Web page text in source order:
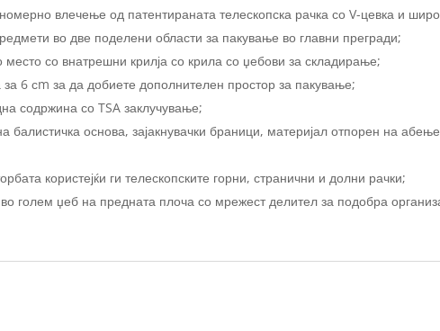
влечење од патентираната телескопска рачка со V-цевка и
во две поделени области за пакување во главни прегради;
место со внатрешни крилја со крила со џебови за складирање;
6 сm за да добиете дополнителен простор за пакување;
содржина со TSA заклучување;
балистичка основа, зајакнувачки браници, материјал отпорен на
користејќи ги телескопските горни, странични и долни рачки;
голем џеб на предната плоча со мрежест делител за подобра